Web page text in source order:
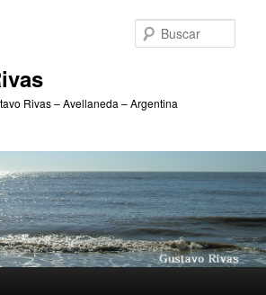
Rivas – Avellaneda – Argentina